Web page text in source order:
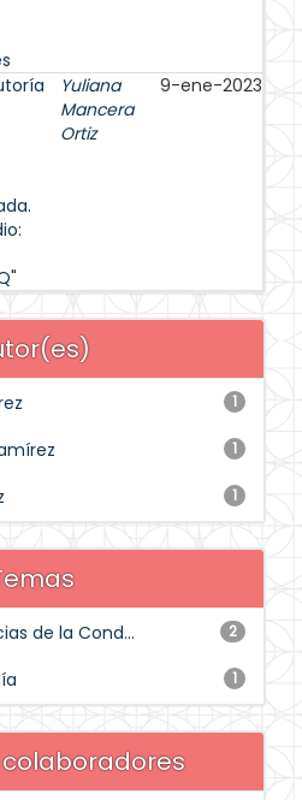
Yuliana
Mancera
Ortiz
9-ene-2023
1
1
1
2
de la Cond...
1